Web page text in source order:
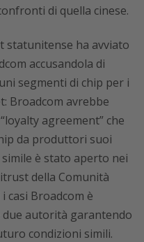
di quella cinese.
statunitense ha avviato
accusandola di
segmenti di chip per i
Broadcom avrebbe
agreement” che
da produttori suoi
è stato aperto nei
della Comunità
casi Broadcom è
due autorità garantendo
condizioni simili.